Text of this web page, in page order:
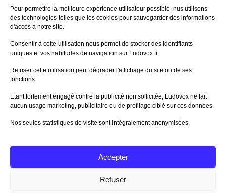
Pour permettre la meilleure expérience utilisateur possible, nus utilisons
des technologies telles que les cookies pour sauvegarder des informations
d'accès à notre site.
Consentir à cette utilisation nous permet de stocker des identifiants
uniques et vos habitudes de navigation sur Ludovox.fr.
Refuser cette utilisation peut dégrader l'affichage du site ou de ses
fonctions.
Etant fortement engagé contre la publicité non sollicitée, Ludovox ne fait
aucun usage marketing, publicitaire ou de profilage ciblé sur ces données.
Nos seules statistiques de visite sont intégralement anonymisées.
Accepter
Refuser
Avis de morlockbob
Sur le jeu Collect!
il y a 1 jour
Avis demorlockbob
Sur le jeu Detective Box - Ciao
Publié leil y a 3 jours
80%
Sur le jeu Detective Box - Ciao
Bella